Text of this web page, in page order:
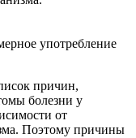
употребление
причин,
болезни у
от
Поэтому причины